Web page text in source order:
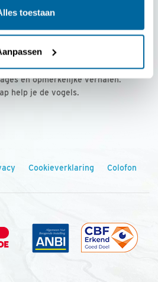
toestaan
voor € 36,00 per jaar
voor onze leden, met
en opmerkelijke verhalen.
help je de vogels.
Cookieverklaring Colofon